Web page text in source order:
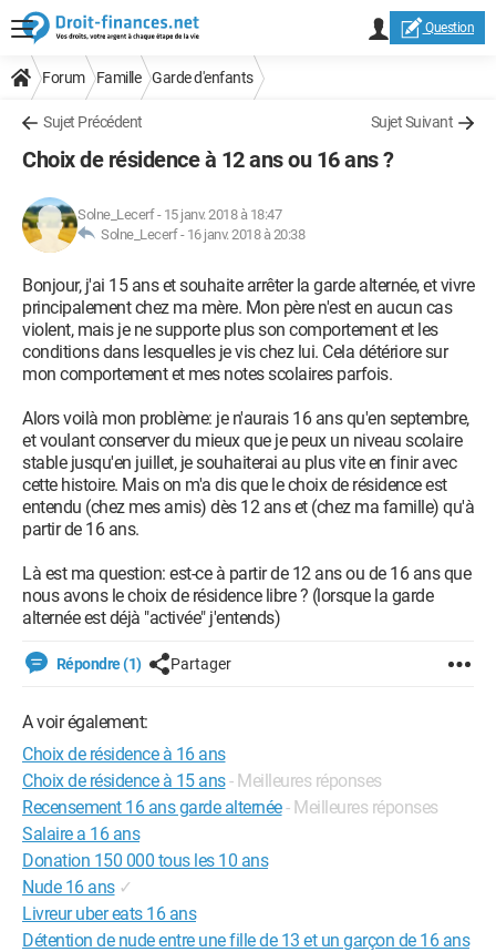
Question
Forum Famille Garde d'enfants
Sujet Précédent Sujet Suivant
Choix de résidence à 12 ans ou 16 ans ?
Solne_Lecerf- 15 janv. 2018 à 18:47
Solne_Lecerf - 16 janv. 2018 à 20:38
Bonjour, j'ai 15 ans et souhaite arrêter la garde alternée, et vivre
principalement chez ma mère. Mon père n'est en aucun cas
violent, mais je ne supporte plus son comportement et les
conditions dans lesquelles je vis chez lui. Cela détériore sur
mon comportement et mes notes scolaires parfois.
Alors voilà mon problème: je n'aurais 16 ans qu'en septembre,
et voulant conserver du mieux que je peux un niveau scolaire
stable jusqu'en juillet, je souhaiterai au plus vite en finir avec
cette histoire. Mais on m'a dis que le choix de résidence est
entendu (chez mes amis) dès 12 ans et (chez ma famille) qu'à
partir de 16 ans.
Là est ma question: est-ce à partir de 12 ans ou de 16 ans que
nous avons le choix de résidence libre ? (lorsque la garde
alternée est déjà "activée" j'entends)
Répondre (1) Partager
A voir également:
Choix de résidence à 16 ans
Choix de résidence à 15 ans- Meilleures réponses
Recensement 16 ans garde alternée- Meilleures réponses
Salaire a 16 ans
Donation 150 000 tous les 10 ans
Nude 16 ans ✓
Livreur uber eats 16 ans
Détention de nude entre une fille de 13 et un garçon de 16 ans